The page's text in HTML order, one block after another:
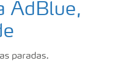
AdBlue,
paradas.